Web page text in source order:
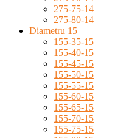
275-75-14
275-80-14
Diametru 15
155-35-15
155-40-15
155-45-15
155-50-15
155-55-15
155-60-15
155-65-15
155-70-15
155-75-15